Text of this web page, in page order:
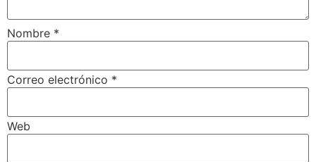
Nombre *
Correo electrónico *
Web